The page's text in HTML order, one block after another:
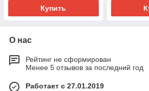
Купить
О нас
Рейтинг не сформирован
Менее 5 отзывов за последний год
Работает с 27.01.2019